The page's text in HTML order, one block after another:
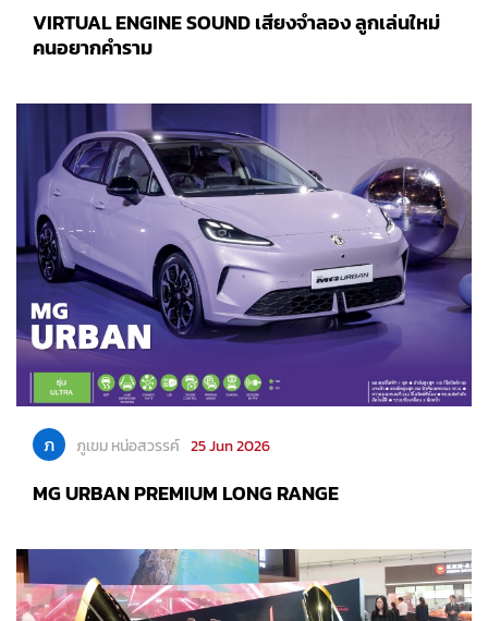
VIRTUAL ENGINE SOUND เสียงจำลอง ลูกเล่นใหม่
คนอยากคำราม
ภ ภูเขม หน่อสวรรค์ 25 Jun 2026
MG URBAN PREMIUM LONG RANGE